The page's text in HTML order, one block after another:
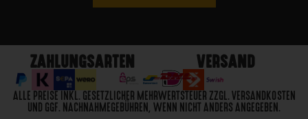
ZAHLUNGSARTEN VERSAND
ALLE PREISE INKL. GESETZLICHER MEHRWERTSTEUER ZZGL. VERSANDKOSTEN
UND GGF. NACHNAHMEGEBÜHREN, WENN NICHT ANDERS ANGEGEBEN.